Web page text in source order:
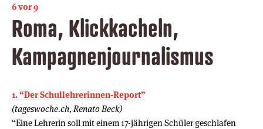
6 vor 9
Roma, Klickkacheln,
Kampagnenjournalismus
1. “Der Schullehrerinnen-Report”
(tageswoche.ch, Renato Beck)
“Eine Lehrerin soll mit einem 17-jährigen Schüler geschlafen